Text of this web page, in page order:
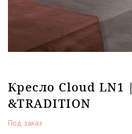
Кресло Cloud LN1 |
&TRADITION
Под заказ